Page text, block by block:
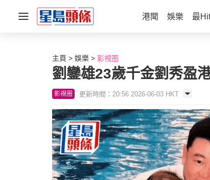
港聞 娛樂 最Hit
主頁 娛樂 影視圈
劉鑾雄23歲千金劉秀盈
影視圈 更新時間：20:56 2026-06-03 HKT